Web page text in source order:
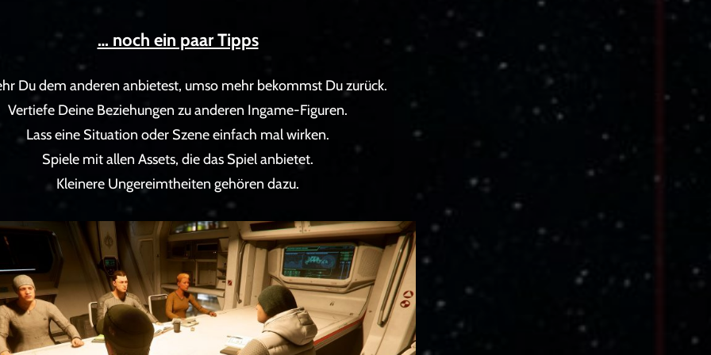
… noch ein paar Tipps
Du dem anderen anbietest, umso mehr bekommst Du zurück.
Vertiefe Deine Beziehungen zu anderen Ingame-Figuren.
Lass eine Situation oder Szene einfach mal wirken.
Spiele mit allen Assets, die das Spiel anbietet.
Kleinere Ungereimtheiten gehören dazu.